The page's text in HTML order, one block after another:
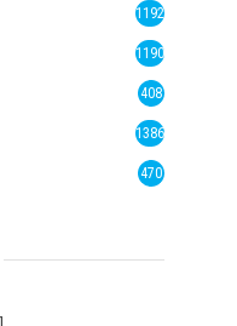
1192
1190
408
1386
470